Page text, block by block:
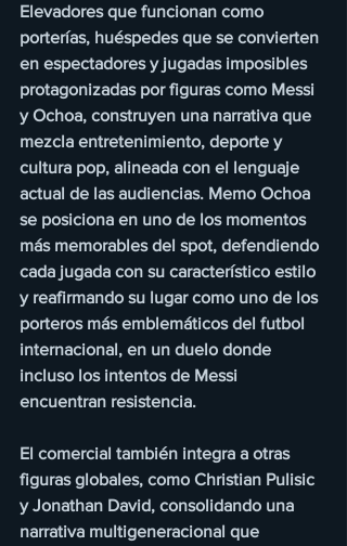
Elevadores que funcionan como
porterías, huéspedes que se convierten
en espectadores y jugadas imposibles
protagonizadas por figuras como Messi
y Ochoa, construyen una narrativa que
mezcla entretenimiento, deporte y
cultura pop, alineada con el lenguaje
actual de las audiencias. Memo Ochoa
se posiciona en uno de los momentos
más memorables del spot, defendiendo
cada jugada con su característico estilo
y reafirmando su lugar como uno de los
porteros más emblemáticos del futbol
internacional, en un duelo donde
incluso los intentos de Messi
encuentran resistencia.
El comercial también integra a otras
figuras globales, como Christian Pulisic
y Jonathan David, consolidando una
narrativa multigeneracional que